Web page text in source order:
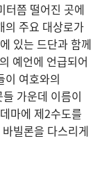
터쯤 떨어진 곳에
의 주요 대상로가
있는 드단과 함께
예언에 언급되어
이 여호와의
가운데 이름이
마에 제2수도를
빌론을 다스리게